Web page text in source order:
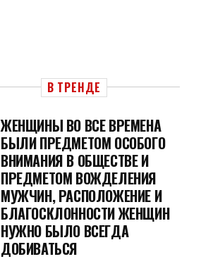
В ТРЕНДЕ
ЖЕНЩИНЫ ВО ВСЕ ВРЕМЕНА
БЫЛИ ПРЕДМЕТОМ ОСОБОГО
ВНИМАНИЯ В ОБЩЕСТВЕ И
ПРЕДМЕТОМ ВОЖДЕЛЕНИЯ
МУЖЧИН, РАСПОЛОЖЕНИЕ И
БЛАГОСКЛОННОСТИ ЖЕНЩИН
НУЖНО БЫЛО ВСЕГДА
ДОБИВАТЬСЯ